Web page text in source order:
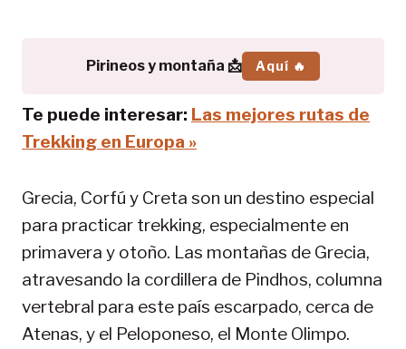
Pirineos y montaña 📩 Aquí 🔥
Te puede interesar: Las mejores rutas de
Trekking en Europa »
Grecia, Corfú y Creta son un destino especial
para practicar trekking, especialmente en
primavera y otoño. Las montañas de Grecia,
atravesando la cordillera de Pindhos, columna
vertebral para este país escarpado, cerca de
Atenas, y el Peloponeso, el Monte Olimpo.